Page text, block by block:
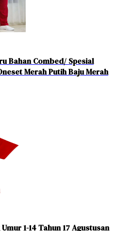
Bahan Combed/ Spesial
Merah Putih Baju Merah
1-14 Tahun 17 Agustusan